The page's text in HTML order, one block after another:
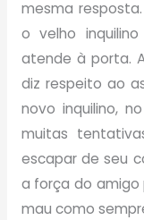
mesma
o velho
atende à porta.
diz respeito ao
novo inquilino,
muitas
escapar de seu
a força do
mau como